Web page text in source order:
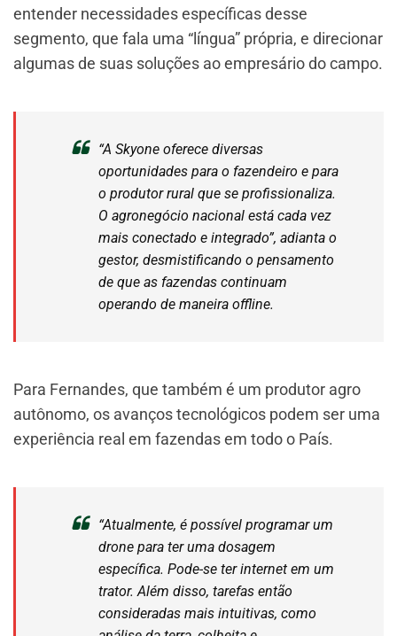
entender necessidades específicas desse
segmento, que fala uma “língua” própria, e direcionar
algumas de suas soluções ao empresário do campo.
“A Skyone oferece diversas
oportunidades para o fazendeiro e para
o produtor rural que se profissionaliza.
O agronegócio nacional está cada vez
mais conectado e integrado”, adianta o
gestor, desmistificando o pensamento
de que as fazendas continuam
operando de maneira offline.
Para Fernandes, que também é um produtor agro
autônomo, os avanços tecnológicos podem ser uma
experiência real em fazendas em todo o País.
“Atualmente, é possível programar um
drone para ter uma dosagem
específica. Pode-se ter internet em um
trator. Além disso, tarefas então
consideradas mais intuitivas, como